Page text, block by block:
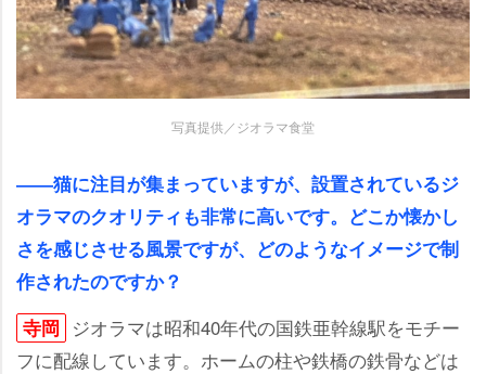
写真提供／ジオラマ食堂
――猫に注目が集まっていますが、設置されているジ
オラマのクオリティも非常に高いです。どこか懐かし
さを感じさせる風景ですが、どのようなイメージで制
作されたのですか？
寺岡 ジオラマは昭和40年代の国鉄亜幹線駅をモチー
フに配線しています。ホームの柱や鉄橋の鉄骨などは